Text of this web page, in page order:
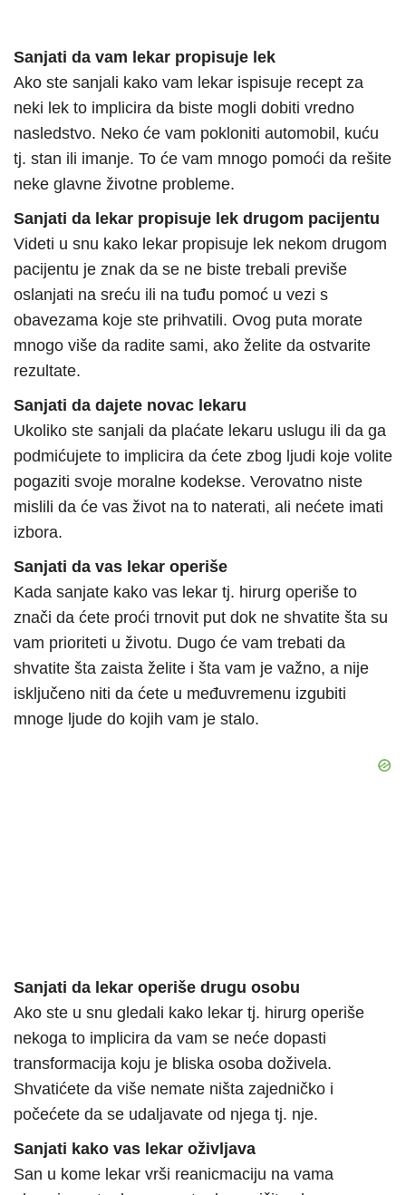
Sanjati da vam lekar propisuje lek
Ako ste sanjali kako vam lekar ispisuje recept za
neki lek to implicira da biste mogli dobiti vredno
nasledstvo. Neko će vam pokloniti automobil, kuću
tj. stan ili imanje. To će vam mnogo pomoći da rešite
neke glavne životne probleme.
Sanjati da lekar propisuje lek drugom pacijentu
Videti u snu kako lekar propisuje lek nekom drugom
pacijentu je znak da se ne biste trebali previše
oslanjati na sreću ili na tuđu pomoć u vezi s
obavezama koje ste prihvatili. Ovog puta morate
mnogo više da radite sami, ako želite da ostvarite
rezultate.
Sanjati da dajete novac lekaru
Ukoliko ste sanjali da plaćate lekaru uslugu ili da ga
podmićujete to implicira da ćete zbog ljudi koje volite
pogaziti svoje moralne kodekse. Verovatno niste
mislili da će vas život na to naterati, ali nećete imati
izbora.
Sanjati da vas lekar operiše
Kada sanjate kako vas lekar tj. hirurg operiše to
znači da ćete proći trnovit put dok ne shvatite šta su
vam prioriteti u životu. Dugo će vam trebati da
shvatite šta zaista želite i šta vam je važno, a nije
isključeno niti da ćete u međuvremenu izgubiti
mnoge ljude do kojih vam je stalo.
Sanjati da lekar operiše drugu osobu
Ako ste u snu gledali kako lekar tj. hirurg operiše
nekoga to implicira da vam se neće dopasti
transformacija koju je bliska osoba doživela.
Shvatićete da više nemate ništa zajedničko i
počećete da se udaljavate od njega tj. nje.
Sanjati kako vas lekar oživljava
San u kome lekar vrši reanicmaciju na vama